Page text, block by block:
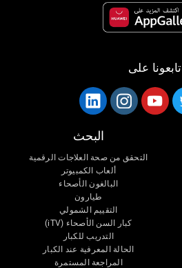
تابعونا على
البحث
التحقق من صحة العلاجات الرقمية
ألعاب الكمبيوتر
البالغون الأصحاء
طيارون
التقييم الشمولي
كبار السن الأصحاء (iTV)
التدريب للكبار
الحالة المعرفية عند الكبار
المراجعة المستمرة